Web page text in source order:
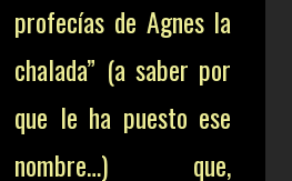
profecías de Agnes la
chalada” (a saber por
que le ha puesto ese
nombre…) que,